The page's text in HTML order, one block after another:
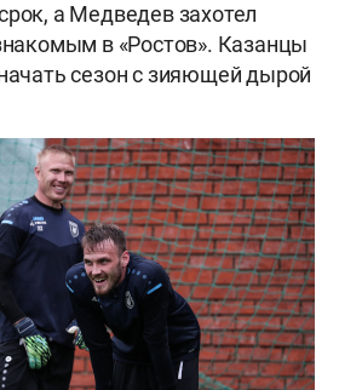
а Медведев захотел
в «Ростов». Казанцы
сезон с зияющей дырой